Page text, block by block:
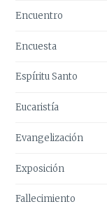
Encuentro
Encuesta
Espíritu Santo
Eucaristía
Evangelización
Exposición
Fallecimiento